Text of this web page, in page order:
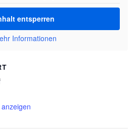
entsperren
Informationen